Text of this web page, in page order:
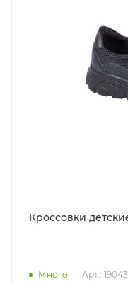
Много Арт.: 19043